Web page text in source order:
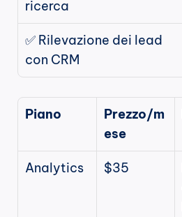
ricerca
✅ Rilevazione dei lead
con CRM
Piano
Prezzo/m
ese
Analytics $35